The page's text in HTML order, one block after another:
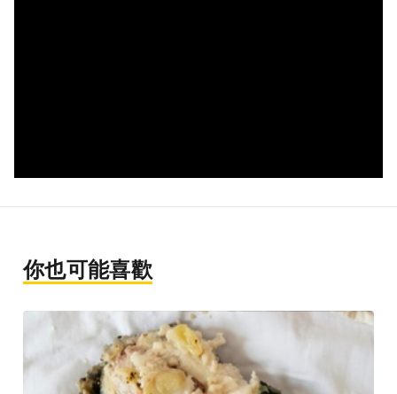
你也可能喜歡